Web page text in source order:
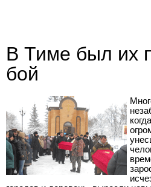
В Тиме был их
бой